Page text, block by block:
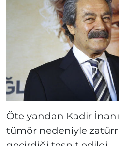
Öte yandan Kadir
tümör nedeniyle